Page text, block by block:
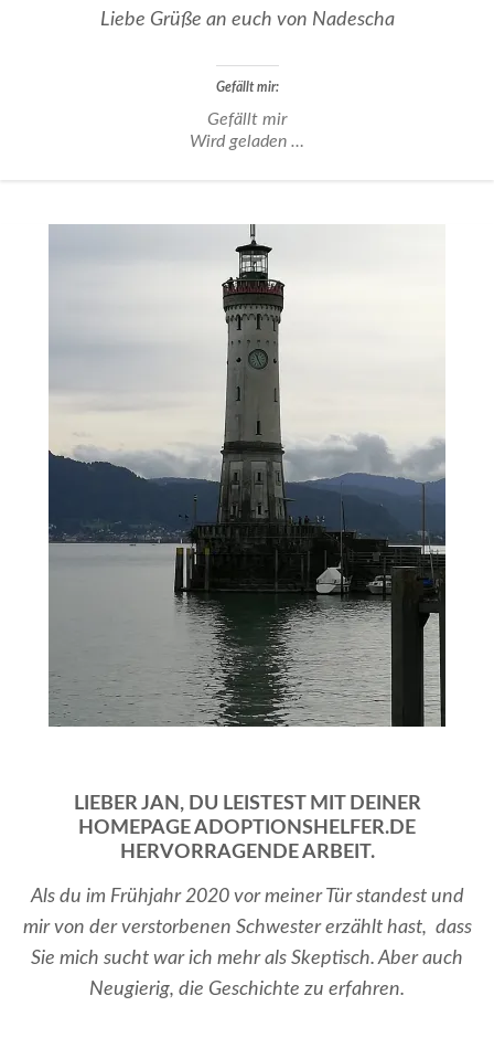
Liebe Grüße an euch von Nadescha
Gefällt mir:
Gefällt mir
Wird geladen …
LIEBER JAN, DU LEISTEST MIT DEINER
HOMEPAGE ADOPTIONSHELFER.DE
HERVORRAGENDE ARBEIT.
Als du im Frühjahr 2020 vor meiner Tür standest und
mir von der verstorbenen Schwester erzählt hast, dass
Sie mich sucht war ich mehr als Skeptisch. Aber auch
Neugierig, die Geschichte zu erfahren.